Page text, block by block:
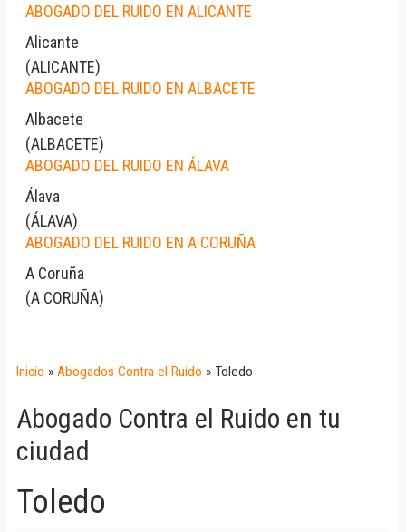
ABOGADO DEL RUIDO EN ALICANTE
Alicante
(ALICANTE)
ABOGADO DEL RUIDO EN ALBACETE
Albacete
(ALBACETE)
ABOGADO DEL RUIDO EN ÁLAVA
Álava
(ÁLAVA)
ABOGADO DEL RUIDO EN A CORUÑA
A Coruña
(A CORUÑA)
Inicio » Abogados Contra el Ruido » Toledo
Abogado Contra el Ruido en tu
ciudad
Toledo